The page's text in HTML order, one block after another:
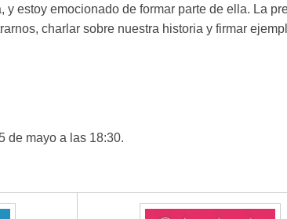
y estoy emocionado de formar parte de ella. La
charlar sobre nuestra historia y firmar
de mayo a las 18:30.